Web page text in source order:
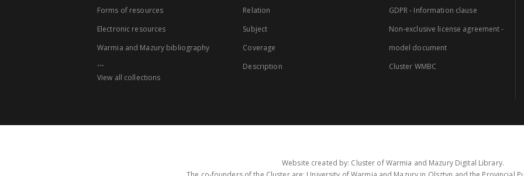
Forms of resources
Electronic resources
Warmia and Mazury bibliography
...
View all collections
Relation
Subject
Coverage
Description
GDPR - Information clause
Non-exclusive license agreement -
model document
Cluster WMBC
Website created by: Cluster of Warmia and Mazury Digital Library.